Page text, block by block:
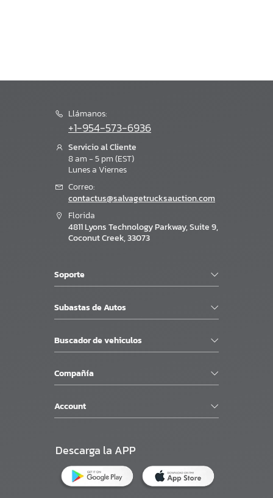
Llámanos:
+1-954-573-6936
Servicio al Cliente
8 am - 5 pm (EST)
Lunes a Viernes
Correo:
contactus@salvagetrucksauction.com
Florida
4811 Lyons Technology Parkway, Suite 9,
Coconut Creek, 33073
Soporte
Subastas de Autos
Buscador de vehiculos
Compañía
Account
Descarga la APP